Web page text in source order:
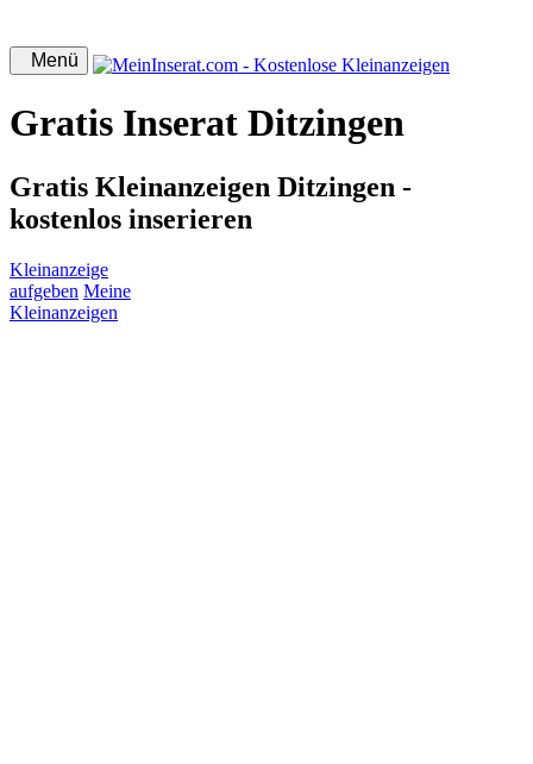
Menü
Gratis Inserat Ditzingen
Gratis Kleinanzeigen Ditzingen -
kostenlos inserieren
Kleinanzeige
aufgeben Meine
Kleinanzeigen